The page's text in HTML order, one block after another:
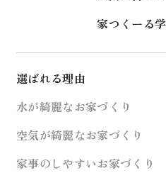
家つくーる
選ばれる理由
水が綺麗なお家づくり
空気が綺麗なお家づくり
家事のしやすいお家づくり